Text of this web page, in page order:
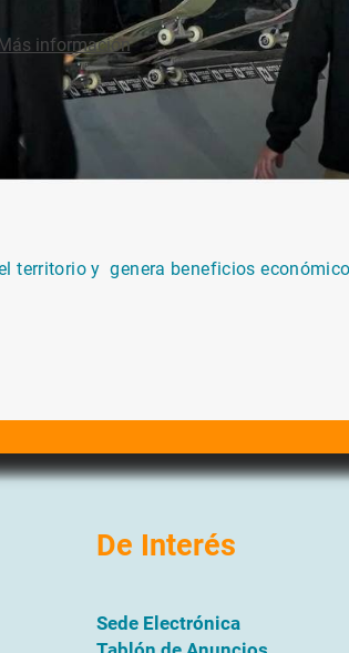
territorio y genera beneficios
De Interés
Sede Electrónica
información